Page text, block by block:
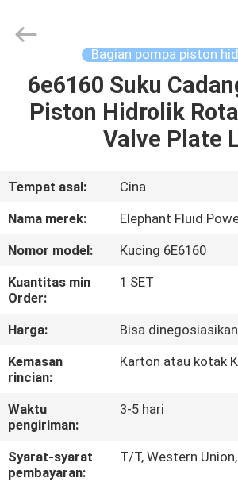
RUMAH
TENTANG
KAMI
TUR
PABRIK
KONTROL
KUALITAS
HUBUNGI
KAMI
Power
Co.,Ltd.
Reserved.
Bagian pompa piston
6e6160 Suku
Piston Hidrolik
Valve Plate
Tempat asal:
Cina
Nama merek:
Elephant Fluid
Nomor model:
Kucing 6E6160
Kuantitas min
Order:
1 SET
Harga:
Bisa dinegosiasikan
Kemasan
rincian:
Karton atau kotak
Waktu
pengiriman:
3-5 hari
Syarat-syarat
pembayaran:
T/T, Western